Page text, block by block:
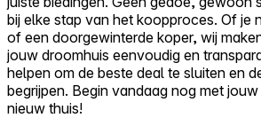
bij elke stap van het koopproces. Of je
of een doorgewinterde koper, wij
jouw droomhuis eenvoudig en
helpen om de beste deal te sluiten en
begrijpen. Begin vandaag nog met
nieuw thuis!